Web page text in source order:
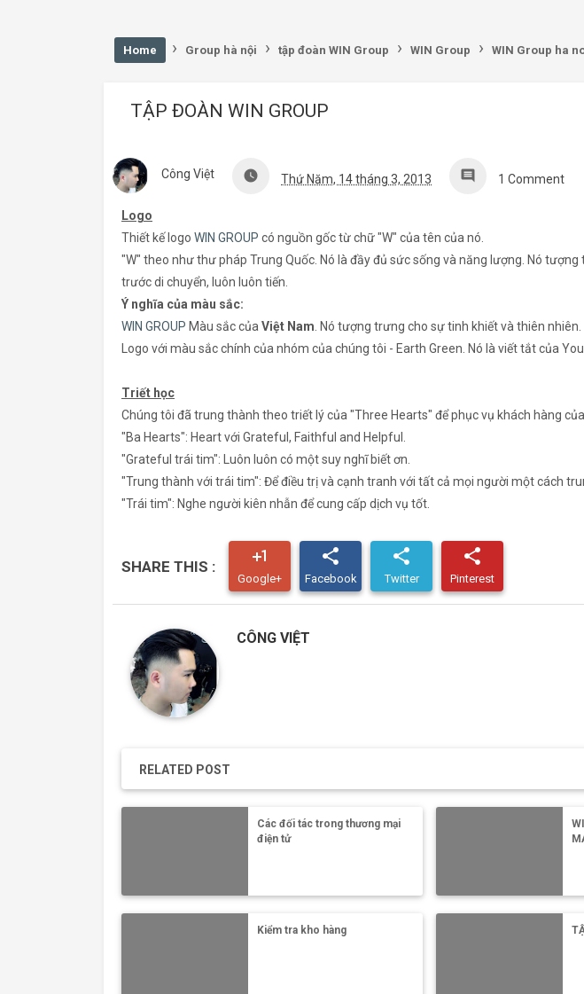
Home › Group hà nội › tập đoàn WIN Group › WIN Group › WIN Group ha
TẬP ĐOÀN WIN GROUP
Công Việt watch_later Thứ Năm, 14 tháng 3, 2013 comment 1 Comment
Logo
Thiết kế logo WIN GROUP có nguồn gốc từ chữ "W" của tên của nó.
"W" theo như thư pháp Trung Quốc. Nó là đầy đủ sức sống và năng lượng. Nó
trước di chuyển, luôn luôn tiến.
Ý nghĩa của màu sắc:
WIN GROUP Màu sắc của Việt Nam . Nó tượng trưng cho sự tinh khiết và thiên nhiên.
Logo với màu sắc chính của nhóm của chúng tôi - Earth Green. Nó là viết tắt của
Triết học
Chúng tôi đã trung thành theo triết lý của "Three Hearts" để phục vụ khách hàng
"Ba Hearts": Heart với Grateful, Faithful and Helpful.
"Grateful trái tim": Luôn luôn có một suy nghĩ biết ơn.
"Trung thành với trái tim": Để ​​điều trị và cạnh tranh với tất cả mọi người một cách
"Trái tim": Nghe người kiên nhẫn để cung cấp dịch vụ tốt.
SHARE THIS : plus_one
Google+
share
Facebook
share
Twitter
share
Pinterest
CÔNG VIỆT
RELATED POST
Các đối tác trong thương mại
điện tử
Kiểm tra kho hàng